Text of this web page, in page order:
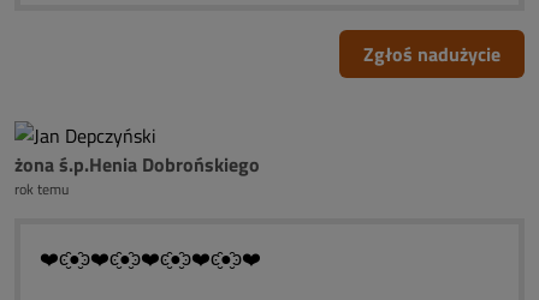
Zgłoś nadużycie
żona ś.p.Henia Dobrońskiego
rok temu
❤️ͼ̮̑●̮̑ͽ❤️ͼ̮̑●̮̑ͽ❤️ͼ̮̑●̮̑ͽ❤️ͼ̮̑●̮̑ͽ❤️